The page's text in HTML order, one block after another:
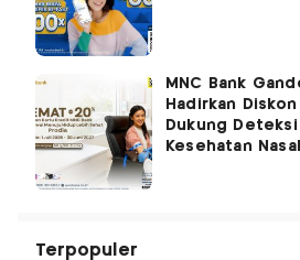
MNC Bank
Hadirkan
Dukung
Kesehatan
Terpopuler